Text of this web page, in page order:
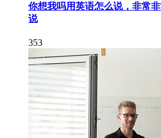
你想我吗用英语怎么说，非常
说
353